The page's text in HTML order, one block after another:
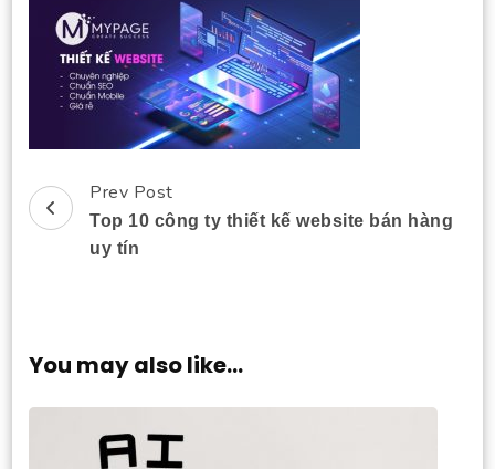
Post
Navigation
Prev Post
Top 10 công ty thiết kế website bán hàng
uy tín
You may also like...